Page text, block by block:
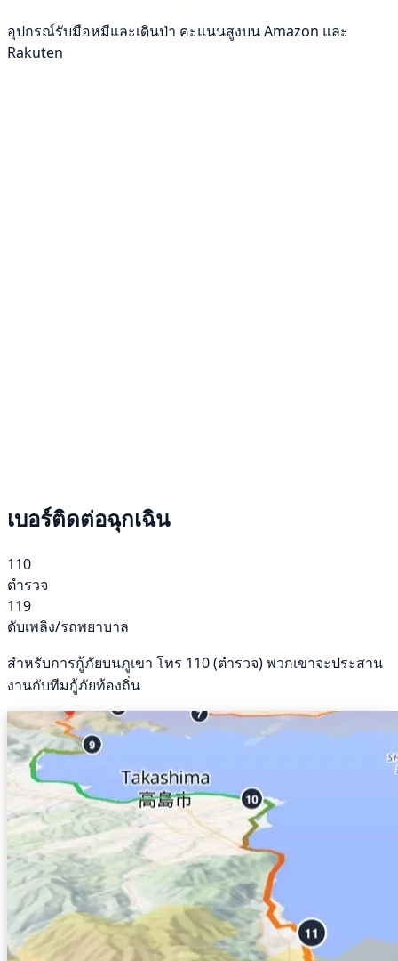
อุปกรณ์รับมือหมีและเดินป่า คะแนนสูงบน Amazon และ
Rakuten
เบอร์ติดต่อฉุกเฉิน
110
ตำรวจ
119
ดับเพลิง/รถพยาบาล
สำหรับการกู้ภัยบนภูเขา โทร 110 (ตำรวจ) พวกเขาจะประสาน
งานกับทีมกู้ภัยท้องถิ่น